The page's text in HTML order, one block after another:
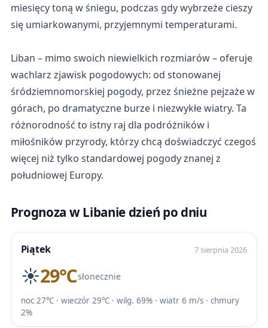
miesięcy toną w śniegu, podczas gdy wybrzeże cieszy
się umiarkowanymi, przyjemnymi temperaturami.
Liban – mimo swoich niewielkich rozmiarów – oferuje
wachlarz zjawisk pogodowych: od stonowanej
śródziemnomorskiej pogody, przez śnieżne pejzaże w
górach, po dramatyczne burze i niezwykłe wiatry. Ta
różnorodność to istny raj dla podróżników i
miłośników przyrody, którzy chcą doświadczyć czegoś
więcej niż tylko standardowej pogody znanej z
południowej Europy.
Prognoza w Libanie dzień po dniu
Piątek 7 sierpnia 2026
☀️29℃słonecznie
noc 27℃ · wieczór 29℃ · wilg. 69% · wiatr 6 m/s · chmury
2%